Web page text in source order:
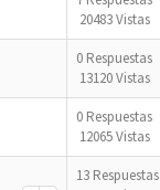
20483 Vistas
0 Respuestas
13120 Vistas
0 Respuestas
12065 Vistas
13 Respuestas